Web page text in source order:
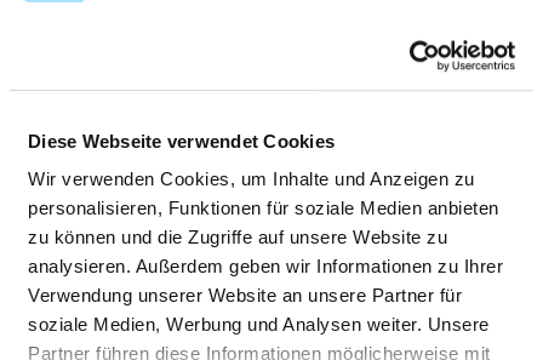
Diese Webseite verwendet Cookies
Wir verwenden Cookies, um Inhalte und Anzeigen zu
personalisieren, Funktionen für soziale Medien anbieten
zu können und die Zugriffe auf unsere Website zu
analysieren. Außerdem geben wir Informationen zu Ihrer
Verwendung unserer Website an unsere Partner für
soziale Medien, Werbung und Analysen weiter. Unsere
Partner führen diese Informationen möglicherweise mit
CHARITÉ -
UNIVERSITÄTSMEDIZIN
BERLIN